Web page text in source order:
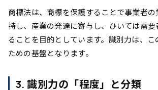
商標法は、商標を保護することで事業者
持し、産業の発達に寄与し、ひいては需
ることを目的としています。識別力は、こ
ための基盤となります。
3. 識別力の「程度」と分類